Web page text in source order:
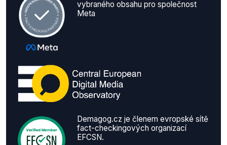
vybraného obsahu pro společnost
Meta
Demagog.cz je členem evropské sítě
fact-checkingových organizací
EFCSN.